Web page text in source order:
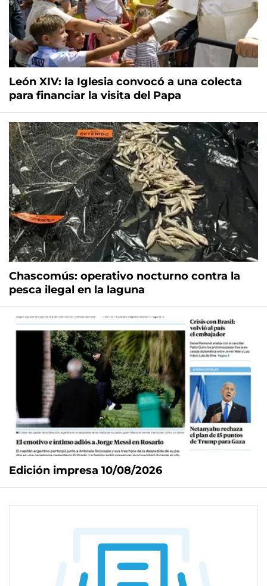
León XIV: la Iglesia convocó a una colecta
para financiar la visita del Papa
Chascomús: operativo nocturno contra la
pesca ilegal en la laguna
Edición impresa 10/08/2026